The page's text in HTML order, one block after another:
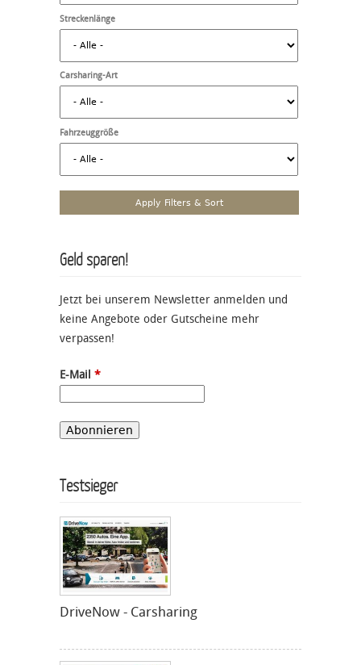
Streckenlänge
Carsharing-Art
Fahrzeuggröße
Geld sparen!
Jetzt bei unserem Newsletter anmelden und
keine Angebote oder Gutscheine mehr
verpassen!
E-Mail *
Testsieger
DriveNow - Carsharing